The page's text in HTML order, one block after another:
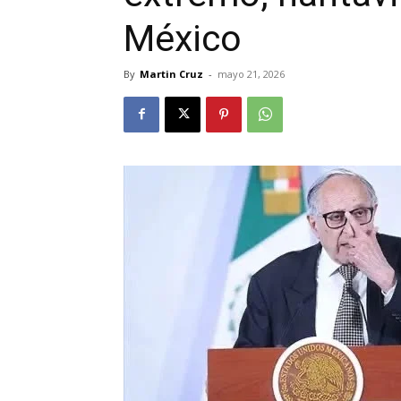
México
By Martin Cruz - mayo 21, 2026